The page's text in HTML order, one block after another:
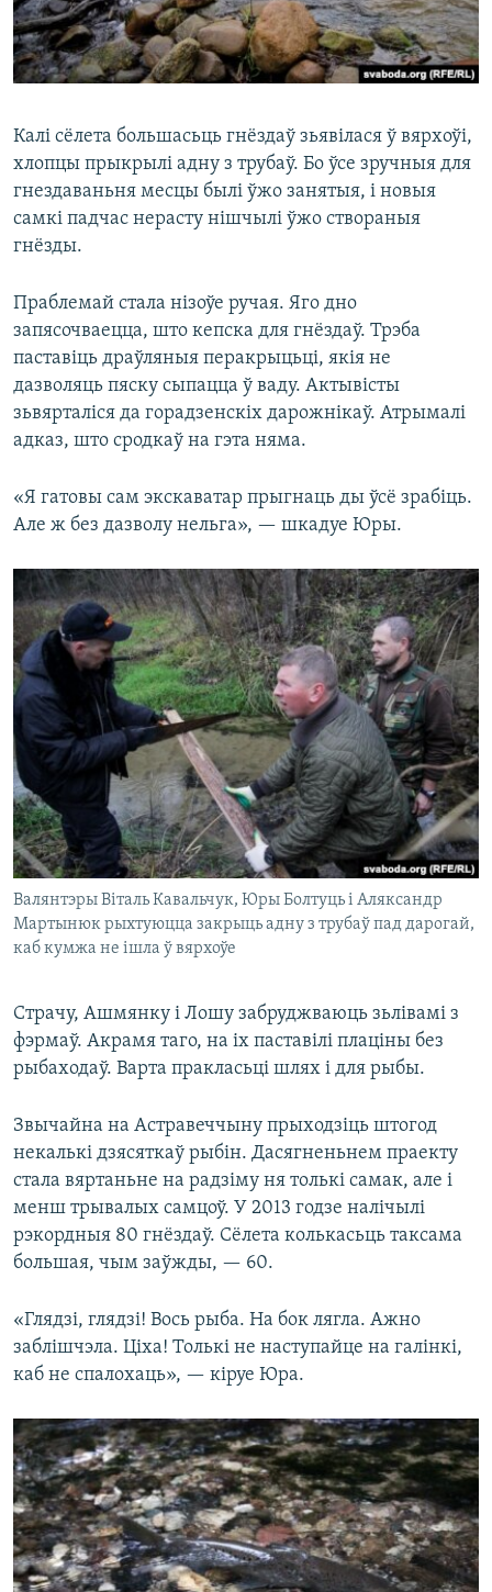
Калі сёлета большасьць гнёздаў зьявілася ў вярхоўі,
хлопцы прыкрылі адну з трубаў. Бо ўсе зручныя для
гнездаваньня месцы былі ўжо занятыя, і новыя
самкі падчас нерасту нішчылі ўжо створаныя
гнёзды.
Праблемай стала нізоўе ручая. Яго дно
запясочваецца, што кепска для гнёздаў. Трэба
паставіць драўляныя перакрыцьці, якія не
дазволяць пяску сыпацца ў ваду. Актывісты
зьвярталіся да горадзенскіх дарожнікаў. Атрымалі
адказ, што сродкаў на гэта няма.
«Я гатовы сам экскаватар прыгнаць ды ўсё зрабіць.
Але ж без дазволу нельга», — шкадуе Юры.
Валянтэры Віталь Кавальчук, Юры Болтуць і Аляксандр
Мартынюк рыхтуюцца закрыць адну з трубаў пад дарогай,
каб кумжа не ішла ў вярхоўе
Страчу, Ашмянку і Лошу забруджваюць зьлівамі з
фэрмаў. Акрамя таго, на іх паставілі плаціны без
рыбаходаў. Варта пракласьці шлях і для рыбы.
Звычайна на Астравеччыну прыходзіць штогод
некалькі дзясяткаў рыбін. Дасягненьнем праекту
стала вяртаньне на радзіму ня толькі самак, але і
менш трывалых самцоў. У 2013 годзе налічылі
рэкордныя 80 гнёздаў. Сёлета колькасьць таксама
большая, чым заўжды, — 60.
«Глядзі, глядзі! Вось рыба. На бок лягла. Ажно
заблішчэла. Ціха! Толькі не наступайце на галінкі,
каб не спалохаць», — кіруе Юра.